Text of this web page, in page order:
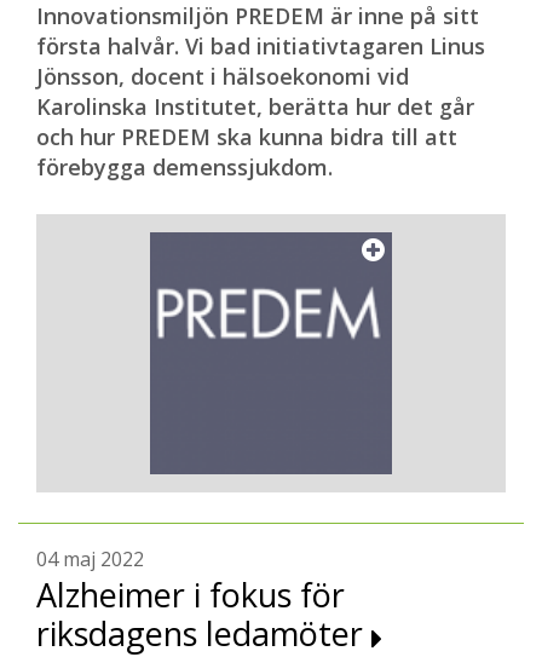
Innovationsmiljön PREDEM är inne på sitt
första halvår. Vi bad initiativtagaren Linus
Jönsson, docent i hälsoekonomi vid
Karolinska Institutet, berätta hur det går
och hur PREDEM ska kunna bidra till att
förebygga demenssjukdom.
04 maj 2022
Alzheimer i fokus för
riksdagens ledamöter